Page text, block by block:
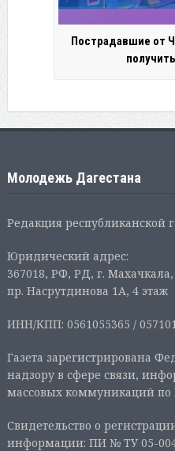
Пострадавшие от
Молодежь Дагестана
Редакция республиканской
Юридический адрес:
367018, РФ, РД, г. Махачкала,
пр. Насрутдинова 1А, 4 этаж
ИНН/КПП: 0561055365 /
Газета зарегистрирована
надзору в сфере связи,
массовых коммуникаций по
Свидетельство о
информации: ПИ № ТУ 05-